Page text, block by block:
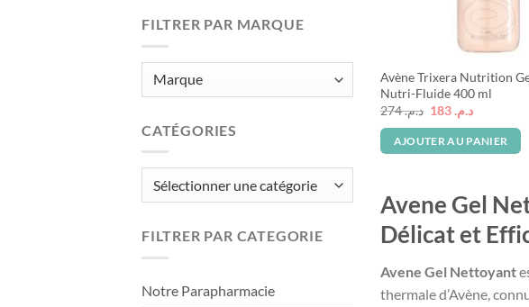
FILTRER PAR MARQUE
CATÉGORIES
FILTRER PAR CATEGORIE
Notre Parapharmacie
Avène Trixera Nutrition
Nutri-Fluide 400 ml
د.م.274
Le
initial
était :
د.م.183
Le
actuel
est :
AJOUTER AU PANIER
Avene Gel
Délicat et
Avene Gel Nettoyant
thermale d’Avène,